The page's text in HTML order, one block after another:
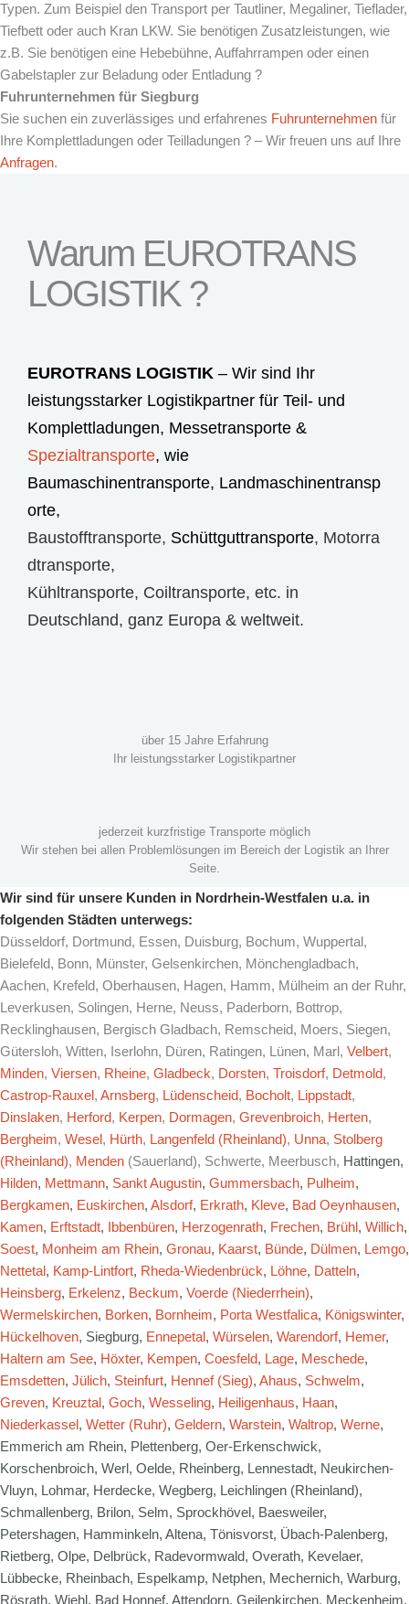
Typen. Zum Beispiel den Transport per Tautliner, Megaliner, Tieflader,
Tiefbett oder auch Kran LKW. Sie benötigen Zusatzleistungen, wie
z.B. Sie benötigen eine Hebebühne, Auffahrrampen oder einen
Gabelstapler zur Beladung oder Entladung ?
Fuhrunternehmen für Siegburg
Sie suchen ein zuverlässiges und erfahrenes Fuhrunternehmen für
Ihre Komplettladungen oder Teilladungen ? – Wir freuen uns auf Ihre
Anfragen.
Warum EUROTRANS
LOGISTIK ?
EUROTRANS LOGISTIK – Wir sind Ihr
leistungsstarker Logistikpartner für Teil- und
Komplettladungen, Messetransporte &
Spezialtransporte, wie
Baumaschinentransporte, Landmaschinentransp
orte,
Baustofftransporte, Schüttguttransporte, Motorra
dtransporte,
Kühltransporte, Coiltransporte, etc. in
Deutschland, ganz Europa & weltweit.
über 15 Jahre Erfahrung
Ihr leistungsstarker Logistikpartner
jederzeit kurzfristige Transporte möglich
Wir stehen bei allen Problemlösungen im Bereich der Logistik an Ihrer
Seite.
Wir sind für unsere Kunden in Nordrhein-Westfalen u.a. in
folgenden Städten unterwegs:
Düsseldorf, Dortmund, Essen, Duisburg, Bochum, Wuppertal,
Bielefeld, Bonn, Münster, Gelsenkirchen, Mönchengladbach,
Aachen, Krefeld, Oberhausen, Hagen, Hamm, Mülheim an der Ruhr,
Leverkusen, Solingen, Herne, Neuss, Paderborn, Bottrop,
Recklinghausen, Bergisch Gladbach, Remscheid, Moers, Siegen,
Gütersloh, Witten, Iserlohn, Düren, Ratingen, Lünen, Marl, Velbert,
Minden, Viersen, Rheine, Gladbeck, Dorsten, Troisdorf, Detmold,
Castrop-Rauxel , Arnsberg, Lüdenscheid, Bocholt, Lippstadt,
Dinslaken, Herford, Kerpen, Dormagen, Grevenbroich, Herten,
Bergheim, Wesel , Hürth, Langenfeld (Rheinland), Unna, Stolberg
(Rheinland), Menden (Sauerland), Schwerte, Meerbusch, Hattingen,
Hilden, Mettmann, Sankt Augustin, Gummersbach, Pulheim,
Bergkamen, Euskirchen, Alsdorf, Erkrath, Kleve, Bad Oeynhausen,
Kamen, Erftstadt, Ibbenbüren, Herzogenrath, Frechen, Brühl , Willich,
Soest, Monheim am Rhein, Gronau, Kaarst, Bünde, Dülmen, Lemgo,
Nettetal , Kamp-Lintfort, Rheda-Wiedenbrück, Löhne, Datteln,
Heinsberg, Erkelenz, Beckum, Voerde (Niederrhein),
Wermelskirchen, Borken, Bornheim, Porta Westfalica, Königswinter,
Hückelhoven, Siegburg, Ennepetal , Würselen, Warendorf, Hemer,
Haltern am See, Höxter, Kempen, Coesfeld, Lage, Meschede,
Emsdetten, Jülich, Steinfurt, Hennef (Sieg), Ahaus, Schwelm,
Greven, Kreuztal , Goch, Wesseling, Heiligenhaus, Haan,
Niederkassel , Wetter (Ruhr), Geldern, Warstein, Waltrop, Werne,
Emmerich am Rhein, Plettenberg, Oer-Erkenschwick,
Korschenbroich, Werl, Oelde, Rheinberg, Lennestadt, Neukirchen-
Vluyn, Lohmar, Herdecke, Wegberg, Leichlingen (Rheinland),
Schmallenberg, Brilon, Selm, Sprockhövel, Baesweiler,
Petershagen, Hamminkeln, Altena, Tönisvorst, Übach-Palenberg,
Rietberg, Olpe, Delbrück, Radevormwald, Overath, Kevelaer,
Lübbecke, Rheinbach, Espelkamp, Netphen, Mechernich, Warburg,
Rösrath, Wiehl, Bad Honnef, Attendorn, Geilenkirchen, Meckenheim,